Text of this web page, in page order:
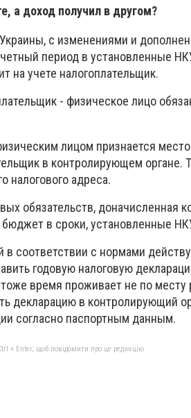
а доход получил в другом?
с изменениями и
период в установленные
на учете налогоплательщик.
- физическое лицо
лицом признается
в контролирующем органе.
налогового адреса.
обязательств, доначисленная
в сроки, установленные
в соответствии с нормами
годовую налоговую
время проживает не по месту
декларацию в контролирующий
согласно паспортным данным.
+ Enter, щоб повідомити про це редакцію